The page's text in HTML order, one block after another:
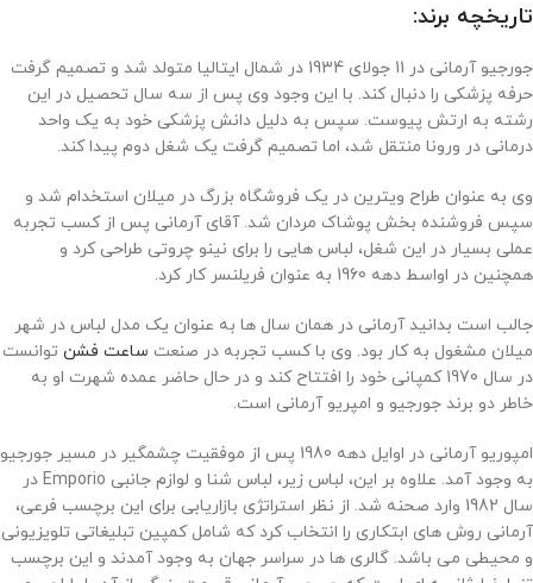
تاریخچه برند:
جورجیو آرمانی در 11 جولای 1934 در شمال ایتالیا متولد شد و تصمیم گرفت
حرفه پزشکی را دنبال کند. با این وجود وی پس از سه سال تحصیل در این
رشته به ارتش پیوست. سپس به دلیل دانش پزشکی خود به یک واحد
درمانی در ورونا منتقل شد، اما تصمیم گرفت یک شغل دوم پیدا کند.
وی به عنوان طراح ویترین در یک فروشگاه بزرگ در میلان استخدام شد و
سپس فروشنده بخش پوشاک مردان شد. آقای آرمانی پس از کسب تجربه
عملی بسیار در این شغل، لباس هایی را برای نینو چروتی طراحی کرد و
همچنین در اواسط دهه 1960 به عنوان فریلنسر کار کرد.
جالب است بدانید آرمانی در همان سال ها به عنوان یک مدل لباس در شهر
میلان مشغول به کار بود. وی با کسب تجربه در صنعت ساعت فشن توانست
در سال 1970 کمپانی خود را افتتاح کند و در حال حاضر عمده شهرت او به
خاطر دو برند جورجیو و امپریو آرمانی است.
امپوریو آرمانی در اوایل دهه 1980 پس از موفقیت چشمگیر در مسیر جورجیو
به وجود آمد. علاوه بر این، لباس زیر، لباس شنا و لوازم جانبی Emporio در
سال 1982 وارد صحنه شد. از نظر استراتژی بازاریابی برای این برچسب فرعی،
آرمانی روش های ابتکاری را انتخاب کرد که شامل کمپین تبلیغاتی تلویزیونی
و محیطی می باشد. گالری ها در سراسر جهان به وجود آمدند و این برچسب